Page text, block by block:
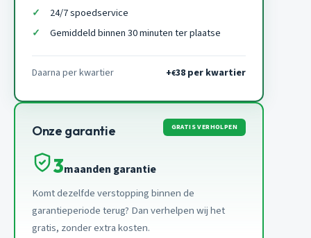
24/7 spoedservice
Gemiddeld binnen 30 minuten ter plaatse
Daarna per kwartier +€38 per kwartier
Onze garantie GRATIS VERHOLPEN
3maanden garantie
Komt dezelfde verstopping binnen de
garantieperiode terug? Dan verhelpen wij het
gratis, zonder extra kosten.